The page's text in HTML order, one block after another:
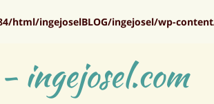
html/ingejoselBLOG/ingejosel/wp-
ingejosel.com